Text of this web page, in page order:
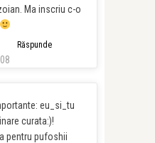
Ma inscriu c-o
Răspunde
eu_si_tu
curata:)!
pentru pufoshii